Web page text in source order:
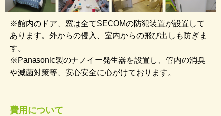
※館内のドア、窓は全てSECOMの防犯装置が設置して
あります。外からの侵入、室内からの飛び出しも防ぎま
す。
※Panasonic製のナノイー発生器を設置し、管内の消臭
や滅菌対策等、安心安全に心がけております。
費用について